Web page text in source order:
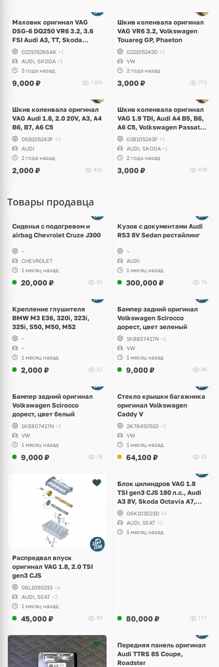
Маховик оригинал VAG
DSG-6 DQ250 VR6 3.2, 3.6
FSI Audi A3, TT, Skoda
Superb, Volkswagen Passat
B6, R36, CC, Golf V R32, Eos
022105266AK +1
AUDI, SKODA +1
3 года назад
9,000 ₽ 1266
Шкив коленвала оригинал
VAG VR6 3.2, Volkswagen
Touareg GP, Phaeton
022105243D +1
VW
2 года назад
3,000 ₽ 715
Шкив коленвала оригинал
VAG Audi 1.8, 2.0 20V, A3, A4
B6, B7, A6 C5
06B105243F +3
AUDI
2 года назад
2,000 ₽ 492
Шкив коленвала оригинал
VAG 1.9 TDI, Audi A4 B5, B6,
A6 C5, Volkswagen Passat
B5, B5+, Skoda Superb I
038105243F +1
AUDI, SKODA +1
2 года назад
3,000 ₽ 498
Товары продавца
Сиденья с подогревом и
airbag Chevrolet Cruze J300
~
CHEVROLET
1 месяц назад
20,000 ₽ 50
Кузов с документами Audi
RS3 8V Sedan рестайлинг
~
AUDI
1 месяц назад
300,000 ₽ 76
Крепление глушителя
BMW M3 E36, 320i, 323i,
325i, S50, M50, M52
~
~
1 месяц назад
2,000 ₽ 62
Бампер задний оригинал
Volkswagen Scirocco
дорест, цвет зеленый
1K8807417N +2
VW
1 месяц назад
9,000 ₽ 86
Бампер задний оригинал
Volkswagen Scirocco
дорест, цвет белый
1K8807417N +2
VW
1 месяц назад
9,000 ₽ 78
Стекло крышки багажника
оригинал Volkswagen
Caddy V
2K7845051D +2
VW
1 месяц назад
64,100 ₽ 82
Распредвал впуск
оригинал VAG 1.8, 2.0 TSI
gen3 CJS
06L109021S +4
AUDI, SEAT +2
1 месяц назад
45,000 ₽ 99
2 фото
Блок цилиндров VAG 1.8
TSI gen3 CJS 180 л.с., Audi
A3 8V, Skoda Octavia A7,
Superb, Volkswagen Passat
B8, Golf VII Alltrack, Seat
Leon
06K103023D +5
AUDI, SEAT +2
1 месяц назад
80,000 ₽ 117
2 фото
Передняя панель оригинал
Audi TTRS 8S Coupe,
Roadster